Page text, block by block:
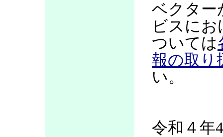
ベクター
ビスに
ついては
報の取り
い。
令和４年